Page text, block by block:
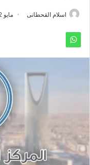
اسلام القحطانى مايو 2, 2026